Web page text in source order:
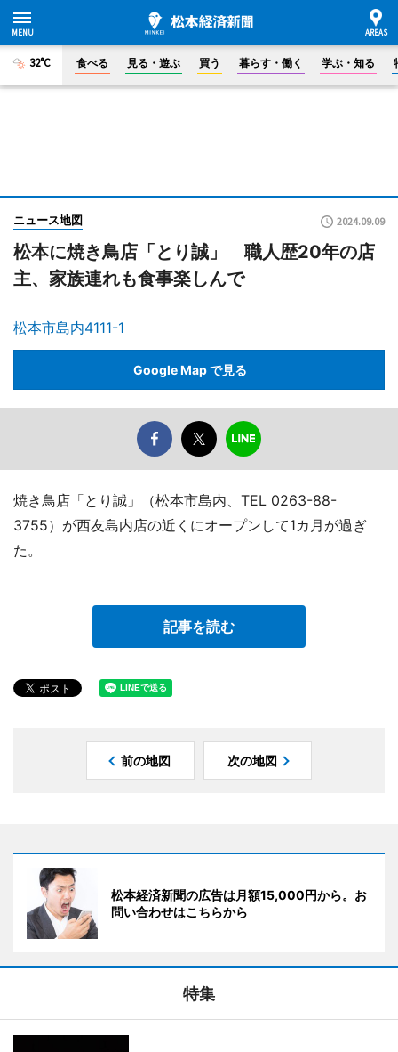
32°C 食べる 見る・遊ぶ 買う 暮らす・働く 学ぶ・知る
ニュース地図 2024.09.09
松本に焼き鳥店「とり誠」 職人歴20年の店
主、家族連れも食事楽しんで
松本市島内4111-1
Google Map で見る
焼き鳥店「とり誠」（松本市島内、TEL 0263-88-
3755）が西友島内店の近くにオープンして1カ月が過ぎ
た。
記事を読む
前の地図 次の地図
松本経済新聞の広告は月額15,000円から。お
問い合わせはこちらから
特集